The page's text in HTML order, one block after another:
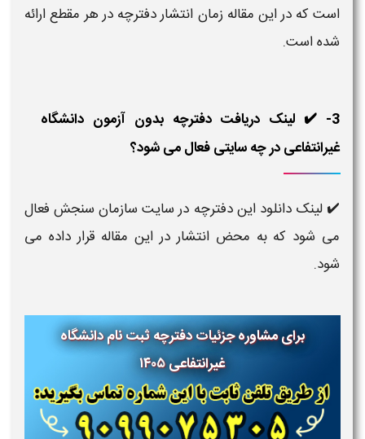
است که در این مقاله زمان انتشار دفترچه در هر مقطع ارائه
شده است.
3- ✔️ لینک دریافت دفترچه بدون آزمون دانشگاه
غیرانتفاعی در چه سایتی فعال می شود؟
✔️ لینک دانلود این دفترچه در سایت سازمان سنجش فعال
می شود که به محض انتشار در این مقاله قرار داده می
شود.
برای مشاوره جزئیات دفترچه ثبت نام دانشگاه
غیرانتفاعی ۱۴۰۵